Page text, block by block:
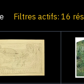
Filtres actifs: 16